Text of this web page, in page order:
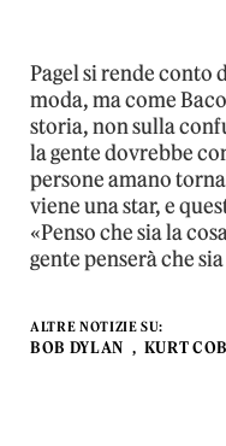
Pagel si rende conto
moda, ma come
storia, non sulla
la gente dovrebbe
persone amano
viene una star, e
«Penso che sia la
gente penserà che
ALTRE NOTIZIE SU:
BOB DYLAN KURT